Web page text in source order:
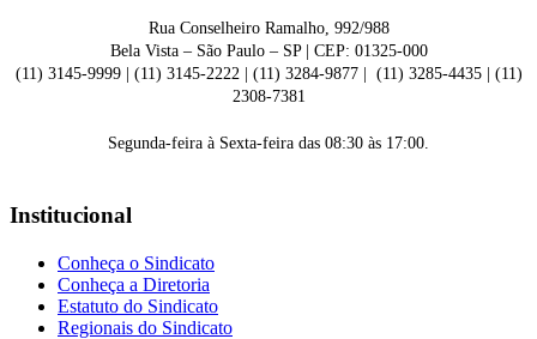
Rua Conselheiro Ramalho, 992/988
Bela Vista – São Paulo – SP | CEP: 01325-000
(11) 3145-9999 | (11) 3145-2222 | (11) 3284-9877 | (11) 3285-4435 | (11)
2308-7381
Segunda-feira à Sexta-feira das 08:30 às 17:00.
Institucional
Conheça o Sindicato
Conheça a Diretoria
Estatuto do Sindicato
Regionais do Sindicato